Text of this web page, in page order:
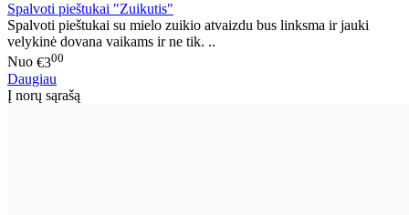
Spalvoti pieštukai "Zuikutis"
Spalvoti pieštukai su mielo zuikio atvaizdu bus linksma ir jauki
velykinė dovana vaikams ir ne tik. ..
Nuo €300
Daugiau
Į norų sąrašą